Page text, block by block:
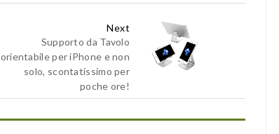
Next
Supporto da Tavolo
orientabile per iPhone e non
solo, scontatissimo per
poche ore!